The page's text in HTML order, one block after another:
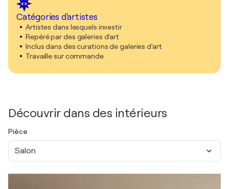
Catégories d'artistes
Artistes dans lesquels investir
Repéré par des galeries d'art
Inclus dans des curations de galeries d'art
Travaille sur commande
Découvrir dans des intérieurs
Pièce
Salon